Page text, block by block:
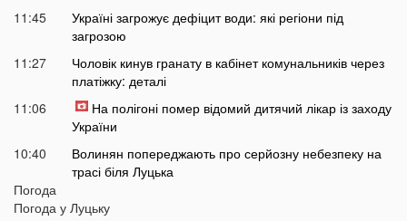
11:45
Україні загрожує дефіцит води: які регіони під
загрозою
11:27
Чоловік кинув гранату в кабінет комунальників через
платіжку: деталі
11:06
На полігоні помер відомий дитячий лікар із заходу
України
10:40
Волинян попереджають про серйозну небезпеку на
трасі біля Луцька
10:15
наслідки
Погода
Погода у Луцьку